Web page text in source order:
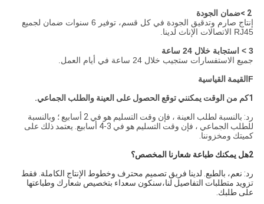
2 >
ضمان الجودة
إنتاج صارم وتدقيق الجودة في كل قسم، توفير 6 سنوات ضمان لجميع
RJ45 الاتصالات الإناث لدينا.
3 > استجابة خلال 24 ساعة
جميع الاستفسارات ستجيب خلال 24 ساعة في أيام العمل.
F القيمة القياسية
1كم من الوقت يمكنني توقع الحصول على العينة والطلب الجماعي.
رد: بالنسبة لطلب العينة ، فإن وقت التسليم هو في 2 أسابيع ؛ وبالنسبة
للطلب الجماعي ، فإن وقت التسليم هو في 3-4 أسابيع. يعتمد ذلك على
كميتك ومخزوننا.
2هل يمكنك طباعة شعارنا المخصص؟
رد: نعم، بالطبع. لدينا فريق تصميم محترف وخطوط الإنتاج الكاملة. فقط
تزويد متطلبات التفاصيل لنا،سنكون سعداء بتخصيص شعارك وطباعتها
على طلبك.